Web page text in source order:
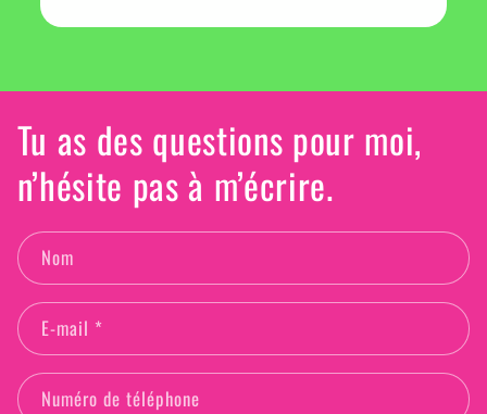
Tu as des questions pour moi,
n’hésite pas à m’écrire.
Nom
E-mail *
Numéro de téléphone